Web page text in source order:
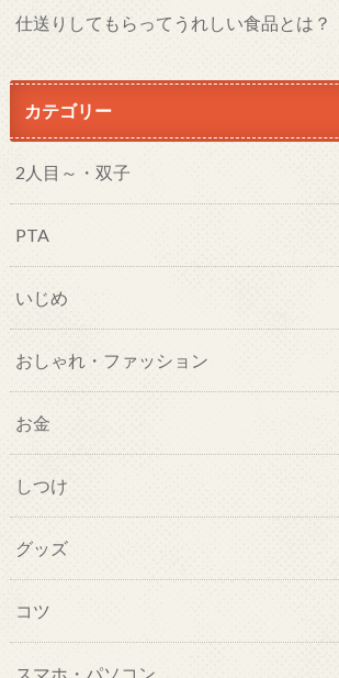
仕送りしてもらってうれしい食品とは？
カテゴリー
2人目～・双子
PTA
いじめ
おしゃれ・ファッション
お金
しつけ
グッズ
コツ
スマホ・パソコン